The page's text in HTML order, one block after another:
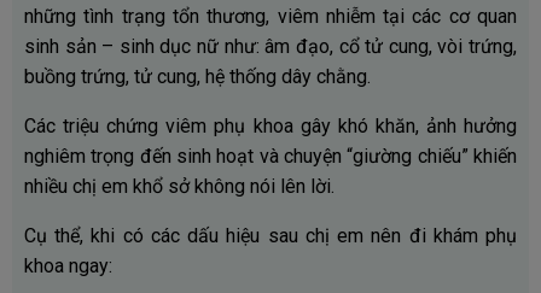
những tình trạng tổn thương, viêm nhiễm tại các cơ quan
sinh sản – sinh dục nữ như: âm đạo, cổ tử cung, vòi trứng,
buồng trứng, tử cung, hệ thống dây chằng.
Các triệu chứng viêm phụ khoa gây khó khăn, ảnh hưởng
nghiêm trọng đến sinh hoạt và chuyện “giường chiếu” khiến
nhiều chị em khổ sở không nói lên lời.
Cụ thể, khi có các dấu hiệu sau chị em nên đi khám phụ
khoa ngay: